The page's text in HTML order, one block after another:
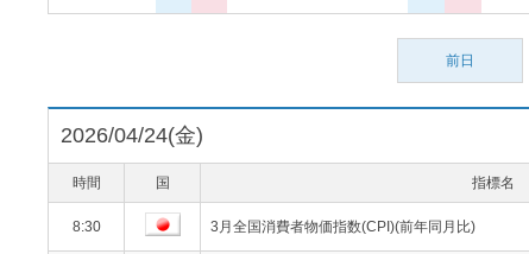
前日
2026/04/24(金)
時間 国 指標名
8:30 3月全国消費者物価指数(CPI)(前年同月比)